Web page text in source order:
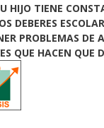
HIJO TIENE
DEBERES
PROBLEMAS DE
QUE HACEN QUE